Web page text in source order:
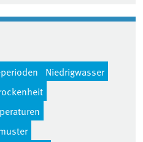
Niedrigwasser